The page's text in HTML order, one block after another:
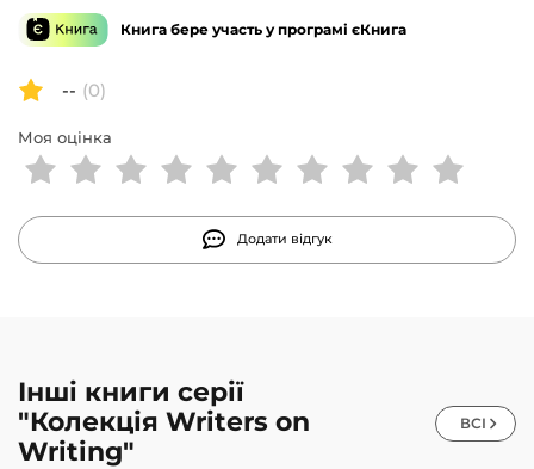
Латинської Америки, не зміг дати назви.
Книга бере участь у програмі єКнига
-- (0)
Моя оцінка
Додати відгук
Інші книги серії
"Колекція Writers on
Writing"
ВСІ